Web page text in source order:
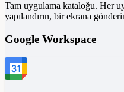
Tam uygulama kataloğu. Her
yapılandırın, bir ekrana
Google Workspace